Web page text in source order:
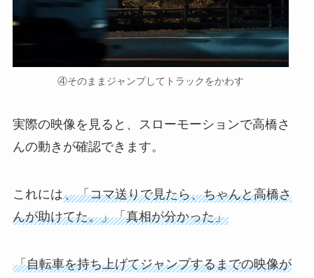
④そのままジャンプしてトラックをかわす
実際の映像を見ると、スローモーションで高橋さ
んの動きが確認できます。
これには、「コマ送りで見たら、ちゃんと高橋さ
んが助けてた。」「真相が分かった」
「自転車を持ち上げてジャンプするまでの映像が